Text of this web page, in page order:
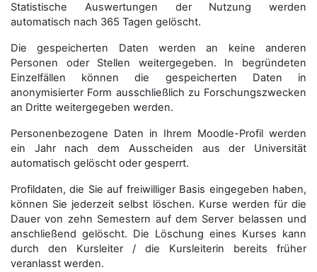
Statistische Auswertungen der Nutzung werden
automatisch nach 365 Tagen gelöscht.
Die gespeicherten Daten werden an keine anderen
Personen oder Stellen weitergegeben. In begründeten
Einzelfällen können die gespeicherten Daten in
anonymisierter Form aus­schließ­lich zu Forschungszwecken
an Dritte weitergegeben werden.
Personenbezogene Daten in Ihrem Moodle-Profil werden
ein Jahr nach dem Ausscheiden aus der Universität
automatisch gelöscht oder gesperrt.
Profildaten, die Sie auf freiwilliger Basis eingegeben haben,
können Sie jederzeit selbst löschen. Kurse werden für die
Dauer von zehn Semestern auf dem Server belassen und
anschließend gelöscht. Die Löschung eines Kurses kann
durch den Kursleiter / die Kursleiterin bereits früher
veranlasst werden.